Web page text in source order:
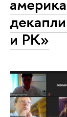
и РК»